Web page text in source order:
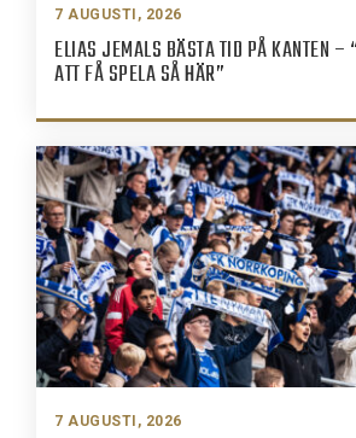
7 AUGUSTI, 2026
ELIAS JEMALS BÄSTA TID PÅ KANTEN –
ATT FÅ SPELA SÅ HÄR”
7 AUGUSTI, 2026